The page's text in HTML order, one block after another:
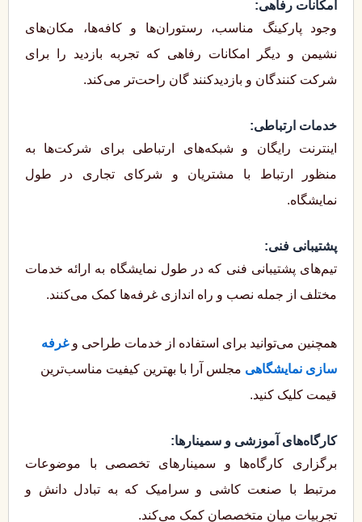
امکانات رفاهی:
وجود پارکینگ مناسب، رستوران‌ها و کافه‌ها، مکان‌های
نشیمن و دیگر امکانات رفاهی که تجربه بازدید را برای
شرکت ‌کنندگان و بازدیدکنند گان راحت‌تر می‌کند.
خدمات ارتباطی:
اینترنت رایگان و شبکه‌های ارتباطی برای شرکت‌ها به
منظور ارتباط با مشتریان و شرکای تجاری در طول
نمایشگاه.
پشتیبانی فنی:
تیم‌های پشتیبانی فنی که در طول نمایشگاه به ارائه خدمات
مختلف از جمله نصب و راه ‌اندازی غرفه‌ها کمک می‌کنند.
همچنین می‌توانید برای استفاده از خدمات طراحی وغرفه
سازی نمایشگاهی مجلس آرا با بهترین کیفیت مناسب‌ترین
قیمت کلیک کنید.
کارگاه‌های آموزشی و سمینارها:
برگزاری کارگاه‌ها و سمینارهای تخصصی با موضوعات
مرتبط با صنعت کاشی و سرامیک که به تبادل دانش و
تجربیات میان متخصصان کمک می‌کند.